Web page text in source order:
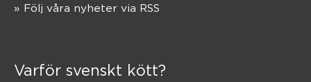
» Följ våra nyheter via RSS
Varför svenskt kött?